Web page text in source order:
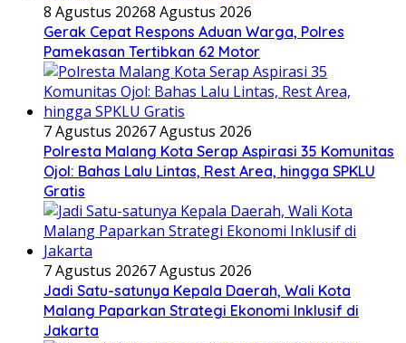
8 Agustus 20268 Agustus 2026
Gerak Cepat Respons Aduan Warga, Polres
Pamekasan Tertibkan 62 Motor
7 Agustus 20267 Agustus 2026
Polresta Malang Kota Serap Aspirasi 35 Komunitas
Ojol: Bahas Lalu Lintas, Rest Area, hingga SPKLU
Gratis
7 Agustus 20267 Agustus 2026
Jadi Satu-satunya Kepala Daerah, Wali Kota
Malang Paparkan Strategi Ekonomi Inklusif di
Jakarta